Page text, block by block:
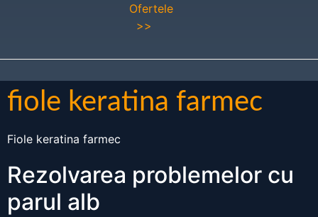
Ofertele
>>
fiole keratina farmec
Fiole keratina farmec
Rezolvarea problemelor cu
parul alb